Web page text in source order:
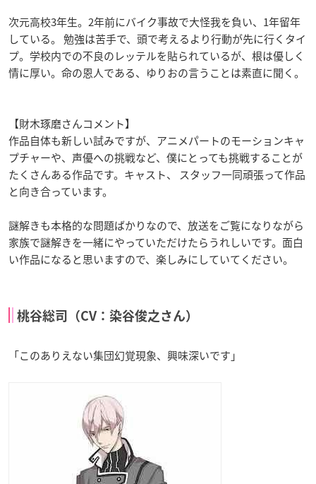
次元高校3年生。2年前にバイク事故で大怪我を負い、1年留年
している。 勉強は苦手で、頭で考えるより行動が先に行くタイ
プ。学校内での不良のレッテルを貼られているが、根は優しく
情に厚い。命の恩人である、ゆりおの言うことは素直に聞く。
【財木琢磨さんコメント】
作品自体も新しい試みですが、アニメパートのモーションキャ
プチャーや、声優への挑戦など、僕にとっても挑戦することが
たくさんある作品です。キャスト、 スタッフ一同頑張って作品
と向き合っています。
謎解きも本格的な問題ばかりなので、放送をご覧になりながら
家族で謎解きを一緒にやっていただけたらうれしいです。面白
い作品になると思いますので、楽しみにしていてください。
桃谷総司（CV：染谷俊之さん）
「このありえない集団幻覚現象、興味深いです」